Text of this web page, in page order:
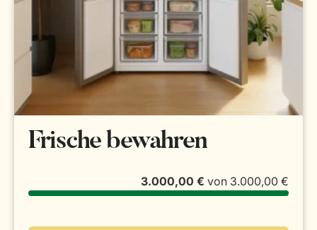
Frische bewahren
3.000,00 € von 3.000,00 €